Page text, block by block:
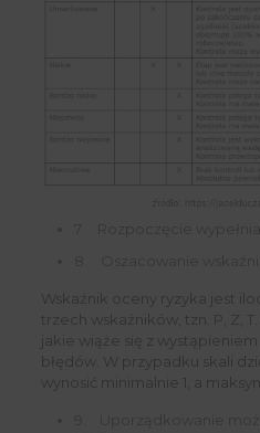
Wskaźnik oceny ryzyka jest
trzech wskaźników, tzn. P, Z,
jakie wiąże się z
błędów. W przypadku skali
wynosić minimalnie 1, a